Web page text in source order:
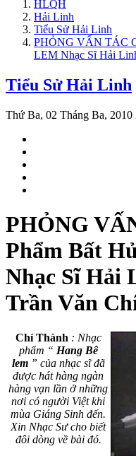
HLQH
Hải Linh
Tiểu Sử Hải Linh
PHỎNG VẤN TÁC
LEM Nhạc Sĩ Hải
Tiểu Sử Hải Linh
Thứ Ba, 02 Tháng Ba, 2010
PHỎNG
Phẩm Bất
Nhạc Sĩ Hải
Trần Văn
Chí Thành : Nhạc
phẩm “ Hang Bê
lem” của nhạc sĩ đã
được hát hàng ngàn
hàng vạn lần ở những
nơi có người Việt khi
mùa Giáng Sinh đến.
Xin Nhạc Sư cho biết
đôi dòng về bài đó.